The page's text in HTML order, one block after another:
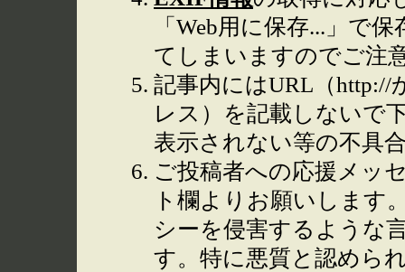
「Web用に保存...」で
てしまいますのでご注
記事内にはURL（
レス）を記載しないで
表示されない等の不具
ご投稿者への応援メッ
ト欄よりお願いします
シーを侵害するような
す。特に悪質と認めら